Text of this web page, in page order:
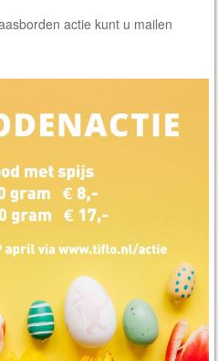
actie kunt u mailen